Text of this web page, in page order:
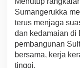
Sumangerukka
terus menjaga
dan kedamaian di
pembangunan
bersama, kerja
tinggi.